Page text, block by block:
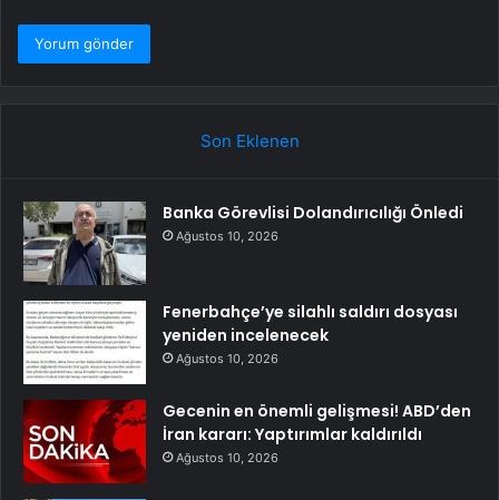
Son Eklenen
Banka Görevlisi Dolandırıcılığı Önledi
Ağustos 10, 2026
Fenerbahçe’ye silahlı saldırı dosyası
yeniden incelenecek
Ağustos 10, 2026
Gecenin en önemli gelişmesi! ABD’den
İran kararı: Yaptırımlar kaldırıldı
Ağustos 10, 2026